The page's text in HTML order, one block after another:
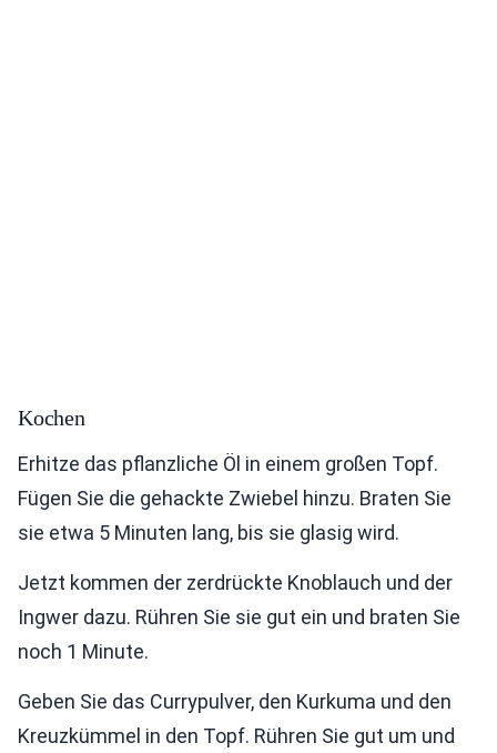
Kochen
Erhitze das pflanzliche Öl in einem großen Topf.
Fügen Sie die gehackte Zwiebel hinzu. Braten Sie
sie etwa 5 Minuten lang, bis sie glasig wird.
Jetzt kommen der zerdrückte Knoblauch und der
Ingwer dazu. Rühren Sie sie gut ein und braten Sie
noch 1 Minute.
Geben Sie das Currypulver, den Kurkuma und den
Kreuzkümmel in den Topf. Rühren Sie gut um und